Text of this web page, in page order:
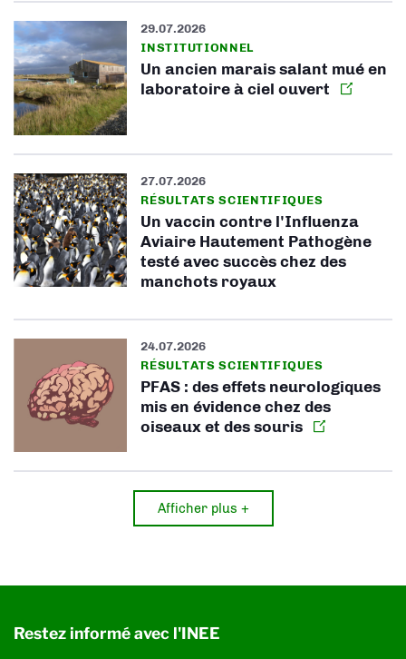
29.07.2026
INSTITUTIONNEL
Un ancien marais salant mué en
laboratoire à ciel ouvert
27.07.2026
RÉSULTATS SCIENTIFIQUES
Un vaccin contre l'Influenza
Aviaire Hautement Pathogène
testé avec succès chez des
manchots royaux
24.07.2026
RÉSULTATS SCIENTIFIQUES
PFAS : des effets neurologiques
mis en évidence chez des
oiseaux et des souris
Afficher plus +
Restez informé avec l'INEE